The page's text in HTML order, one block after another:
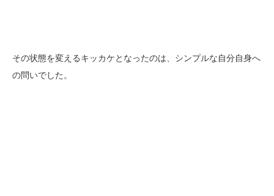
その状態を変えるキッカケとなったのは、シンプルな自分自身へ
の問いでした。